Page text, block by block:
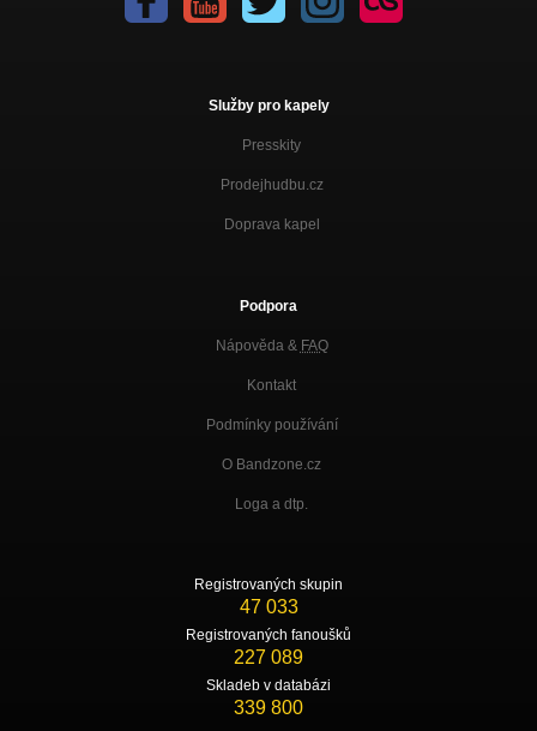
Služby pro kapely
Presskity
Prodejhudbu.cz
Doprava kapel
Podpora
Nápověda & FAQ
Kontakt
Podmínky používání
O Bandzone.cz
Loga a dtp.
Registrovaných skupin
47 033
Registrovaných fanoušků
227 089
Skladeb v databázi
339 800